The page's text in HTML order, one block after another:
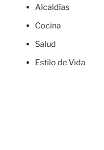
Alcaldías
Cocina
Salud
Estilo de Vida